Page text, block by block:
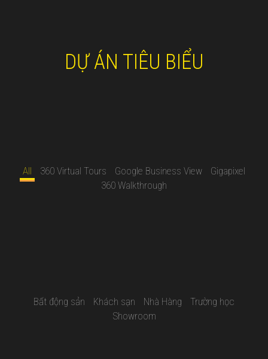
DỰ ÁN TIÊU BIỂU
All 360 Virtual Tours Google Business View
Gigapixel
360 Walkthrough
Bất động sản Khách sạn Nhà Hàng
Trường học
Showroom